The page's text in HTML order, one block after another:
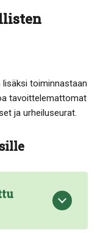
toiminnastaan
tavoittelemattomat
ja urheiluseurat.